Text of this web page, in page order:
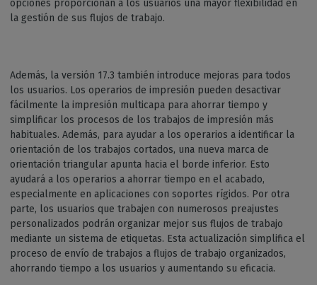
opciones proporcionan a los usuarios una mayor flexibilidad en
la gestión de sus flujos de trabajo.
Además, la versión 17.3 también introduce mejoras para todos
los usuarios. Los operarios de impresión pueden desactivar
fácilmente la impresión multicapa para ahorrar tiempo y
simplificar los procesos de los trabajos de impresión más
habituales. Además, para ayudar a los operarios a identificar la
orientación de los trabajos cortados, una nueva marca de
orientación triangular apunta hacia el borde inferior. Esto
ayudará a los operarios a ahorrar tiempo en el acabado,
especialmente en aplicaciones con soportes rígidos. Por otra
parte, los usuarios que trabajen con numerosos preajustes
personalizados podrán organizar mejor sus flujos de trabajo
mediante un sistema de etiquetas. Esta actualización simplifica el
proceso de envío de trabajos a flujos de trabajo organizados,
ahorrando tiempo a los usuarios y aumentando su eficacia.